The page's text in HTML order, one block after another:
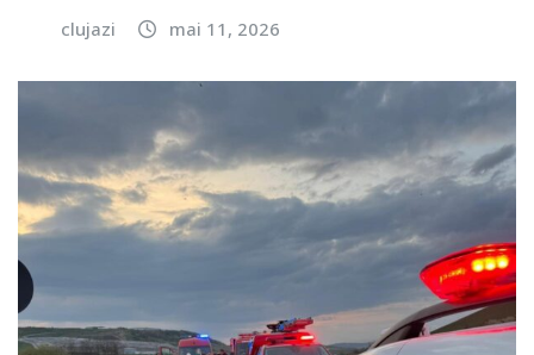
clujazi mai 11, 2026